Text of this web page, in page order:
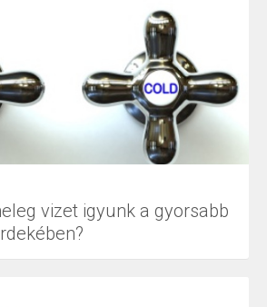
vizet igyunk a gyorsabb